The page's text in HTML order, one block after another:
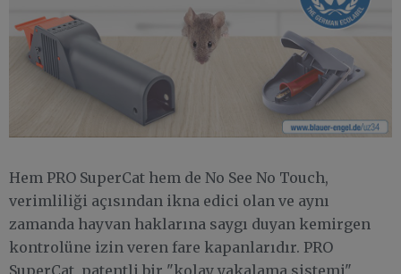
Hem PRO SuperCat hem de No See No Touch,
verimliliği açısından ikna edici olan ve aynı
zamanda hayvan haklarına saygı duyan kemirgen
kontrolüne izin veren fare kapanlarıdır. PRO